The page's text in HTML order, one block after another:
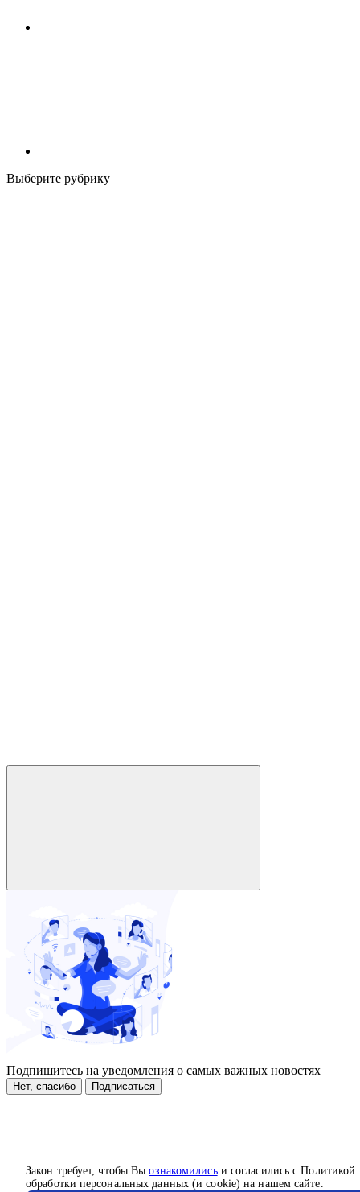
Закон требует, чтобы Выознакомилисьи согласились с Политикой
обработки персональных данных (и cookie) на нашем сайте.
Выберите рубрику
Подпишитесь на уведомления о самых важных новостях
Нет, спасибо Подписаться